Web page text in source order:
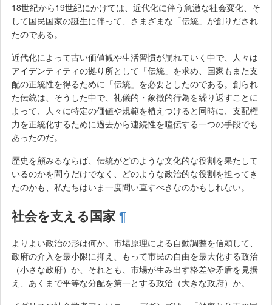
18世紀から19世紀にかけては、近代化に伴う急激な社会変化、そ
して国民国家の誕生に伴って、さまざまな「伝統」が創りだされ
たのである。
近代化によって古い価値観や生活習慣が崩れていく中で、人々は
アイデンティティの拠り所として「伝統」を求め、国家もまた支
配の正統性を得るために「伝統」を必要としたのである。創られ
た伝統は、そうした中で、礼儀的・象徴的行為を繰り返すことに
よって、人々に特定の価値や規範を植えつけると同時に、支配権
力を正統化するために過去から連続性を喧伝する一つの手段でも
あったのだ。
歴史を顧みるならば、伝統がどのような文化的な役割を果たして
いるのかを問うだけでなく、どのような政治的な役割を担ってき
たのかも、私たちはいま一度問い直すべきなのかもしれない。
社会を支える国家 ¶
よりよい政治の形は何か。市場原理による自動調整を信頼して、
政府の介入を最小限に抑え、もって市民の自由を最大化する政治
（小さな政府）か、それとも、市場が生み出す格差や矛盾を見据
え、あくまで平等な分配を第一とする政治（大きな政府）か。